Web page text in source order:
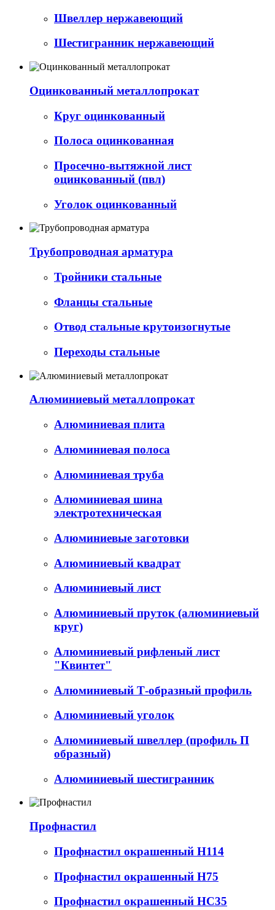
Швеллер нержавеющий
Шестигранник нержавеющий
Оцинкованный металлопрокат
Круг оцинкованный
Полоса оцинкованная
Просечно-вытяжной лист
оцинкованный (пвл)
Уголок оцинкованный
Трубопроводная арматура
Тройники стальные
Фланцы стальные
Отвод стальные крутоизогнутые
Переходы стальные
Алюминиевый металлопрокат
Алюминиевая плита
Алюминиевая полоса
Алюминиевая труба
Алюминиевая шина
электротехническая
Алюминиевые заготовки
Алюминиевый квадрат
Алюминиевый лист
Алюминиевый пруток (алюминиевый
круг)
Алюминиевый рифленый лист
"Квинтет"
Алюминиевый Т-образный профиль
Алюминиевый уголок
Алюминиевый швеллер (профиль П
образный)
Алюминиевый шестигранник
Профнастил
Профнастил окрашенный Н114
Профнастил окрашенный Н75
Профнастил окрашенный НС35